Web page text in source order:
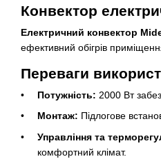
Конвектор
Електричний конвектор
ефективний обігрів
Переваги
Потужність: 2000 Вт
Монтаж: Підлогове
Управління та
комфортний клімат.